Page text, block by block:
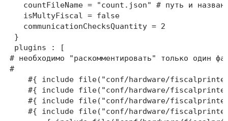
countFileName = "count.json" # путь и
    isMultyFiscal = false
    communicationChecksQuantity = 2
  }
  plugins : [
# необходимо "раскомментировать" только один
#
#{ include file("conf/hardware/
#{ include file("conf/hardware/
#{ include file("conf/hardware/
#{ include file("conf/hardware/